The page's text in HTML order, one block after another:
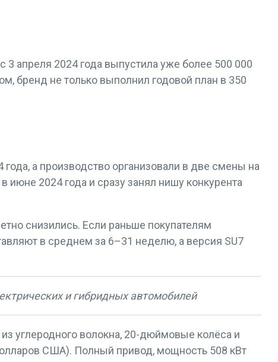
апреля 2024 года выпустила уже более 500 000
бренд не только выполнил годовой план в 350
а производство организовали в две смены на
2024 года и сразу занял нишу конкурента
снизились. Если раньше покупателям
в среднем за 6–31 неделю, а версия SU7
и гибридных автомобилей
углеродного волокна, 20-дюймовые колёса и
США). Полный привод, мощность 508 кВт